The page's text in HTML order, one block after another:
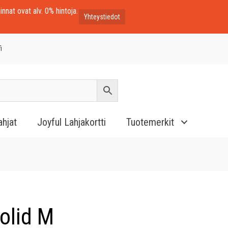
ovat alv. 0% hintoja.
Yhteystiedot
Joyful Lahjakortti Tuotemerkit
M